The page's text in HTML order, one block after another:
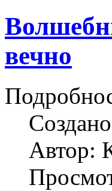
вечно
Автор: